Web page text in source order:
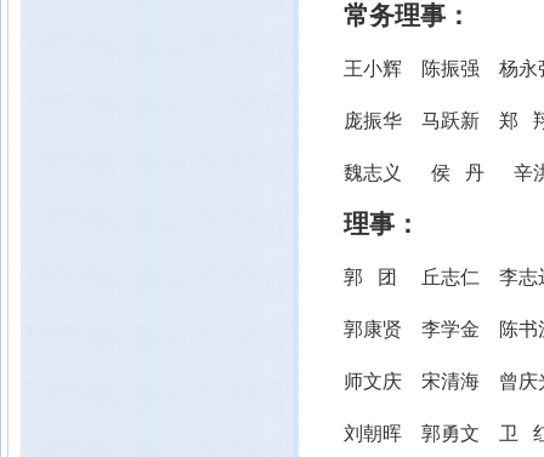
常务理事：
王小辉 陈振强 杨永
庞振华 马跃新 郑
魏志义 侯 丹 辛
理事：
郭 团 丘志仁 李志
郭康贤 李学金 陈书
师文庆 宋清海 曾庆
刘朝晖 郭勇文 卫